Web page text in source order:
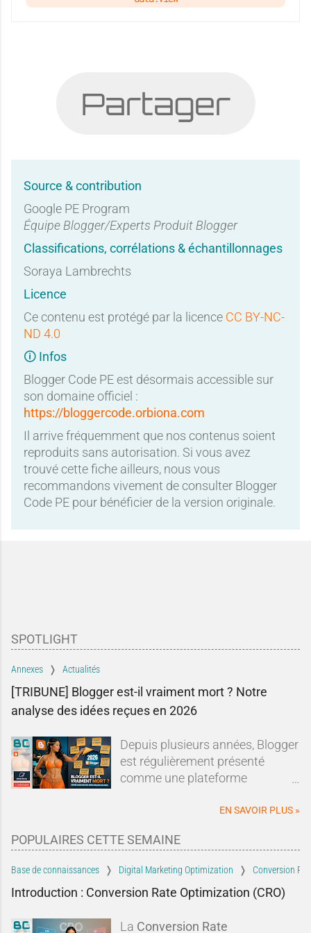
Partager
Source & contribution
Google PE Program
Équipe Blogger/Experts Produit Blogger
Classifications, corrélations & échantillonnages
Soraya Lambrechts
Licence
Ce contenu est protégé par la licence CC BY-NC-
ND 4.0
🛈 Infos
Blogger Code PE est désormais accessible sur
son domaine officiel :
https://bloggercode.orbiona.com
Il arrive fréquemment que nos contenus soient
reproduits sans autorisation. Si vous avez
trouvé cette fiche ailleurs, nous vous
recommandons vivement de consulter Blogger
Code PE pour bénéficier de la version originale.
SPOTLIGHT
Annexes Actualités
[TRIBUNE] Blogger est-il vraiment mort ? Notre
analyse des idées reçues en 2026
Depuis plusieurs années, Blogger
est régulièrement présenté
comme une plateforme
de vie.Sur les forums, les réseaux
de plateformes de blogging, les
sans cesse : Blogger serait un
dinosaure du Web, Google
longtemps et il serait devenu
EN SAVOIR PLUS »
POPULAIRES CETTE SEMAINE
Base de connaissances Digital Marketing Optimization Conversion
Introduction : Conversion Rate Optimization (CRO)
La Conversion Rate